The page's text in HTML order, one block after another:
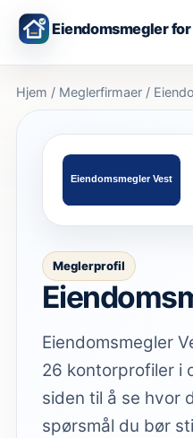
Eiendomsmegler
Hjem / Meglerfirmaer /
Meglerprofil
Eiendomsmegler
26 kontorprofiler i
siden til å se hvor
spørsmål du bør